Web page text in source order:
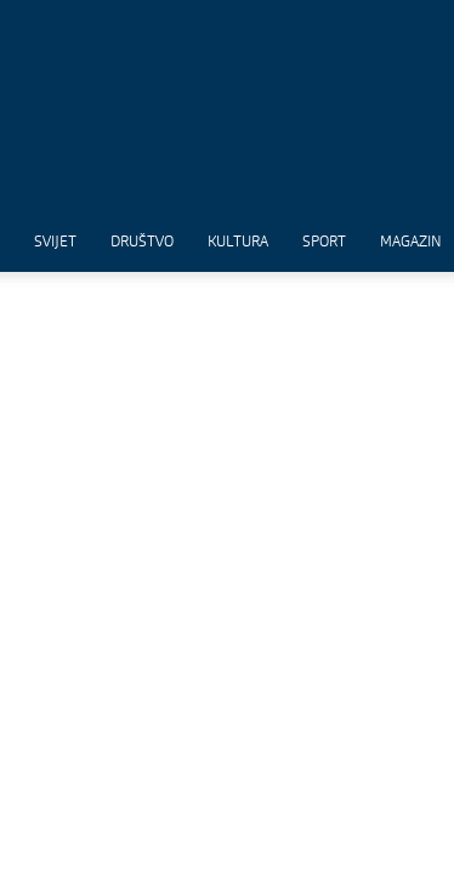
SVIJET DRUŠTVO KULTURA SPORT MAGAZIN